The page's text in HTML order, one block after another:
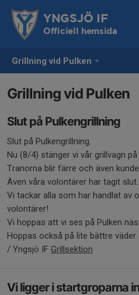
Grillning vid Pulken
YNGSJÖ IF
Officiell hemsida
Grillning vid Pulken
Slut på Pulkengrillning
Slut på Pulkengrillning.
Nu (8/4) stänger vi vår grillvagn på
Tranorna blir färre och även
Även våra volontärer har tagit slut.
Vi tackar alla som har handlat av
volontärer!
Vi hoppas att vi ses på Pulken
Hoppas också på lite bättre väder
/ Yngsjö IF Grillsektion
Vi ligger i startgroparna